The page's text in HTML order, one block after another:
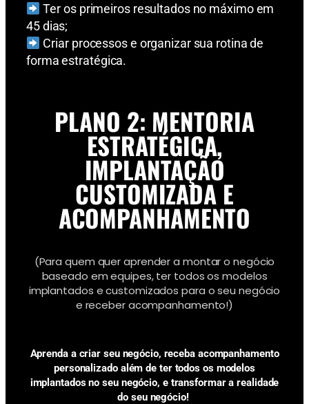
Ter os primeiros resultados no máximo em
45 dias;
Criar processos e organizar sua rotina de
forma estratégica.
PLANO 2: MENTORIA
ESTRATÉGICA,
IMPLANTAÇÃO
CUSTOMIZADA E
ACOMPANHAMENTO
(Para quem quer aprender a montar o negócio
baseado em equipes, ter todos os modelos
implantados e customizados para o seu negócio
e receber acompanhamento!)
Aprenda a criar seu negócio, receba acompanhamento
personalizado além de ter todos os modelos
implantados no seu negócio, e transformar a realidade
do seu negócio!